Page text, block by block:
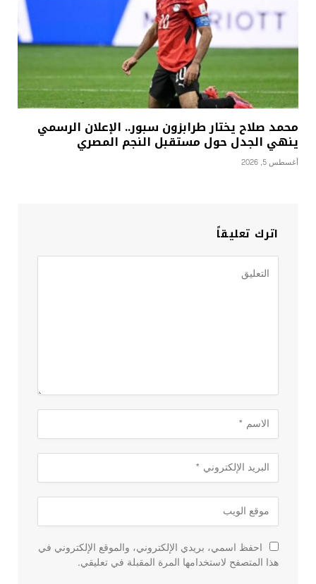
محمد صلاح يختار طرابزون سبور.. الإعلان الرسمي
ينهي الجدل حول مستقبل النجم المصري
أغسطس 5, 2026
اترك تعليقاً
احفظ اسمي، بريدي الإلكتروني، والموقع الإلكتروني في
هذا المتصفح لاستخدامها المرة المقبلة في تعليقي.